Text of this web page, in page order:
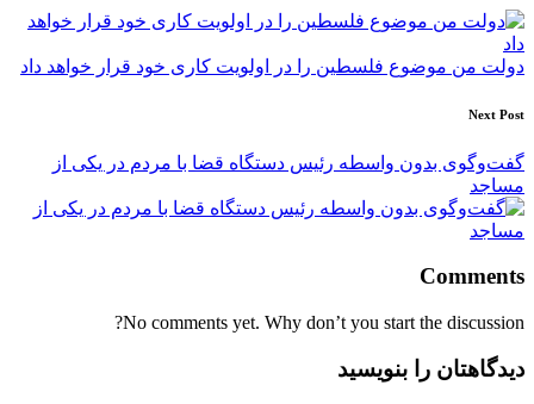
navigation
دولت من موضوع فلسطین را در اولویت کاری خود قرار خواهد داد
Next Post
گفت‌وگوی بدون واسطه رئیس دستگاه قضا با مردم در یکی از
مساجد
Comments
No comments yet. Why don’t you start the discussion?
دیدگاهتان را بنویسید